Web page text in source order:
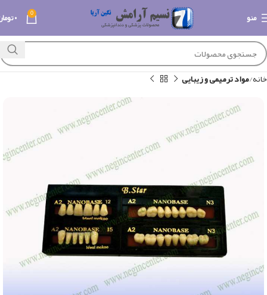
منو 0 ۰
خانه مواد ترمیمی و زیبایی